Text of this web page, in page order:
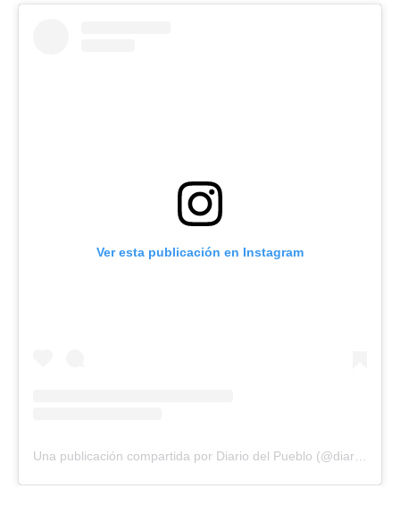
Ver esta publicación en Instagram